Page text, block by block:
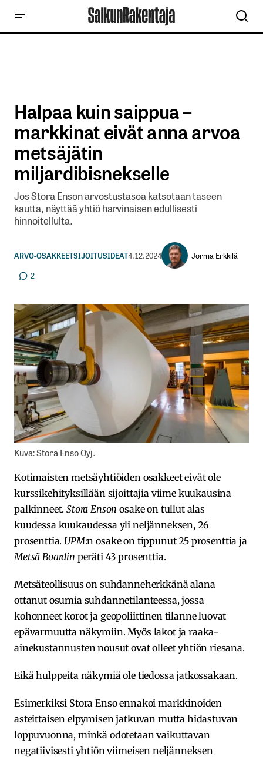
Halpaa kuin saippua –
markkinat eivät anna arvoa
metsäjätin
miljardibisnekselle
Jos Stora Enson arvostustasoa katsotaan taseen
kautta, näyttää yhtiö harvinaisen edullisesti
hinnoitellulta.
ARVO-OSAKKEETSIJOITUSIDEAT4.12.2024
Jorma Erkkilä
2
Kuva: Stora Enso Oyj.
Kotimaisten metsäyhtiöiden osakkeet eivät ole
kurssikehityksillään sijoittajia viime kuukausina
palkinneet.Stora Enson osake on tullut alas
kuudessa kuukaudessa yli neljänneksen, 26
prosenttia. UPM:n osake on tippunut 25 prosenttia ja
Metsä Boardin peräti 43 prosenttia.
Metsäteollisuus on suhdanneherkkänä alana
ottanut osumia suhdannetilanteessa, jossa
kohonneet korot ja geopoliittinen tilanne luovat
epävarmuutta näkymiin. Myös lakot ja raaka-
ainekustannusten nousut ovat olleet yhtiön riesana.
Eikä hulppeita näkymiä ole tiedossa jatkossakaan.
Esimerkiksi Stora Enso ennakoi markkinoiden
asteittaisen elpymisen jatkuvan mutta hidastuvan
loppuvuonna, minkä odotetaan vaikuttavan
negatiivisesti yhtiön viimeisen neljänneksen